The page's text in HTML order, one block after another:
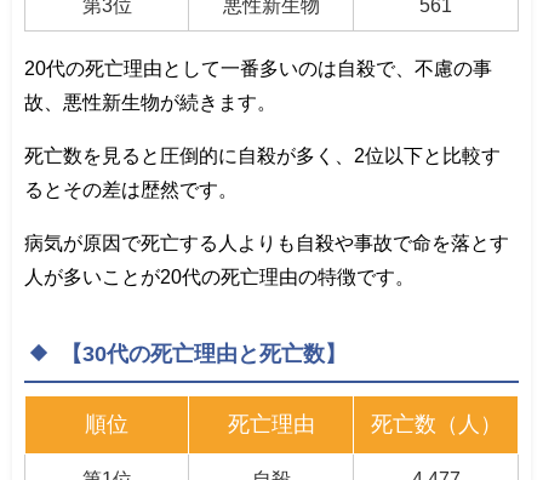
第3位 悪性新生物 561
20代の死亡理由として一番多いのは自殺で、不慮の事
故、悪性新生物が続きます。
死亡数を見ると圧倒的に自殺が多く、2位以下と比較す
るとその差は歴然です。
病気が原因で死亡する人よりも自殺や事故で命を落とす
人が多いことが20代の死亡理由の特徴です。
【30代の死亡理由と死亡数】
順位 死亡理由 死亡数（人）